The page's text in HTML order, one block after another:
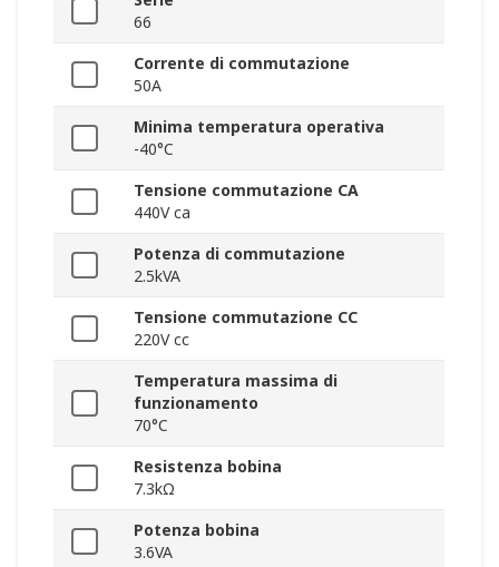
66
Corrente di commutazione
50A
Minima temperatura operativa
-40°C
Tensione commutazione CA
440V ca
Potenza di commutazione
2.5kVA
Tensione commutazione CC
220V cc
Temperatura massima di
funzionamento
70°C
Resistenza bobina
7.3kΩ
Potenza bobina
3.6VA